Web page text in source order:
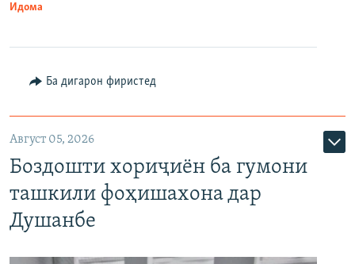
Идома
Ба дигарон фиристед
Август 05, 2026
Боздошти хориҷиён ба гумони
ташкили фоҳишахона дар
Душанбе